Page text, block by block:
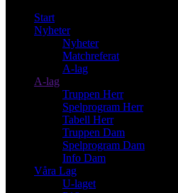
Start
Nyheter
Nyheter
Matchreferat
A-lag
A-lag
Truppen Herr
Spelprogram Herr
Tabell Herr
Truppen Dam
Spelprogram Dam
Info Dam
Våra Lag
U-laget